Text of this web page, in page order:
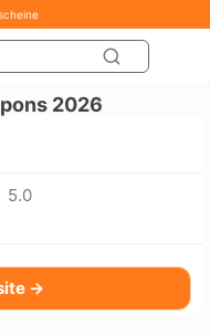
2026
5.0
→